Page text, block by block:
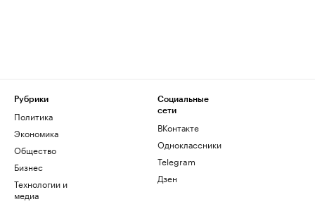
Рубрики
Политика
Экономика
Общество
Бизнес
Технологии и
медиа
Социальные
сети
ВКонтакте
Одноклассники
Telegram
Дзен